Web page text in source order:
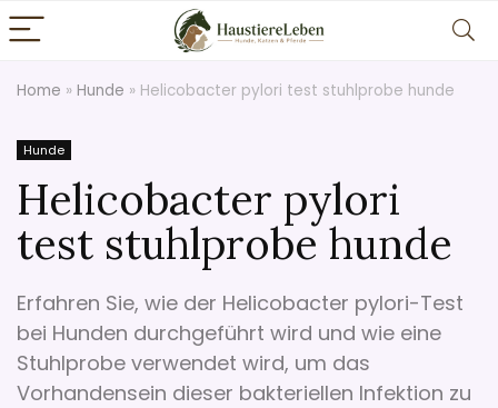
Home » Hunde » Helicobacter pylori test stuhlprobe hunde
Hunde
Helicobacter pylori
test stuhlprobe hunde
Erfahren Sie, wie der Helicobacter pylori-Test
bei Hunden durchgeführt wird und wie eine
Stuhlprobe verwendet wird, um das
Vorhandensein dieser bakteriellen Infektion zu